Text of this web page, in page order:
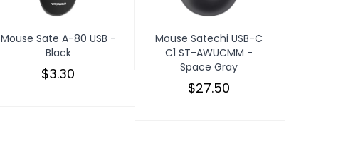
Mouse Sate A-80 USB -
Black
$3.30
Mouse Satechi USB-C
C1 ST-AWUCMM -
Space Gray
$27.50